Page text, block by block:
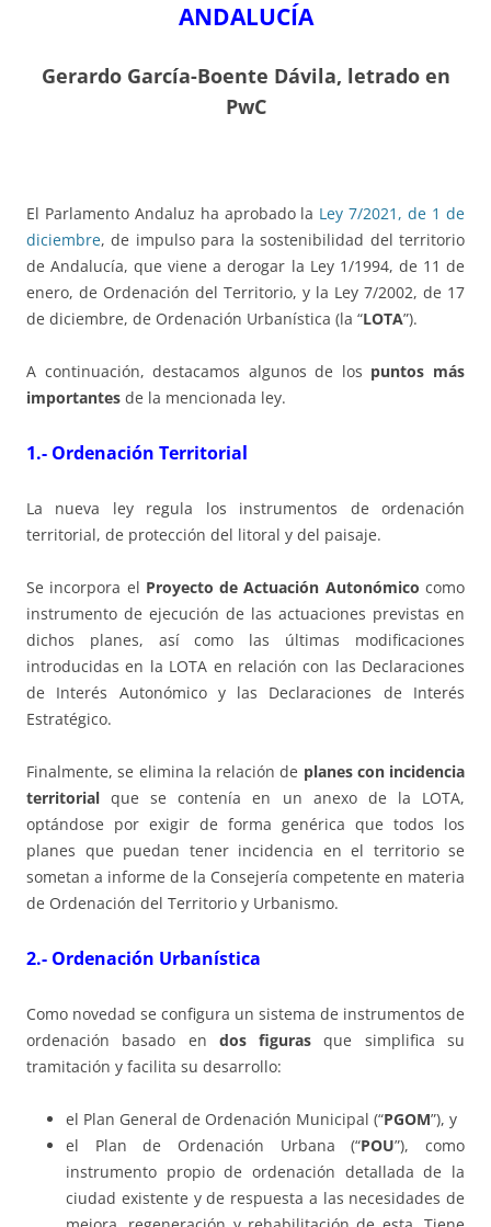
ANDALUCÍA
Gerardo García-Boente Dávila, letrado en
PwC
El Parlamento Andaluz ha aprobado la Ley 7/2021, de 1 de
diciembre, de impulso para la sostenibilidad del territorio
de Andalucía, que viene a derogar la Ley 1/1994, de 11 de
enero, de Ordenación del Territorio, y la Ley 7/2002, de 17
de diciembre, de Ordenación Urbanística (la “LOTA”).
A continuación, destacamos algunos de los puntos más
importantes de la mencionada ley.
1.- Ordenación Territorial
La nueva ley regula los instrumentos de ordenación
territorial, de protección del litoral y del paisaje.
Se incorpora el Proyecto de Actuación Autonómico como
instrumento de ejecución de las actuaciones previstas en
dichos planes, así como las últimas modificaciones
introducidas en la LOTA en relación con las Declaraciones
de Interés Autonómico y las Declaraciones de Interés
Estratégico.
Finalmente, se elimina la relación de planes con incidencia
territorial que se contenía en un anexo de la LOTA,
optándose por exigir de forma genérica que todos los
planes que puedan tener incidencia en el territorio se
sometan a informe de la Consejería competente en materia
de Ordenación del Territorio y Urbanismo.
2.- Ordenación Urbanística
Como novedad se configura un sistema de instrumentos de
ordenación basado en dos figuras que simplifica su
tramitación y facilita su desarrollo:
el Plan General de Ordenación Municipal (“PGOM”), y
el Plan de Ordenación Urbana (“POU”), como
instrumento propio de ordenación detallada de la
ciudad existente y de respuesta a las necesidades de